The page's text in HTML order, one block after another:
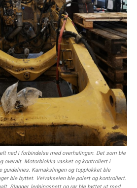
ned i forbindelse med overhalingen. Det som ble
overalt. Motorblokka vasket og kontrollert i
guidelines. Kamakslingen og topplokket ble
ble byttet. Veivakselen ble polert og kontrollert.
Slanger, ledningsnett og rør ble byttet ut med